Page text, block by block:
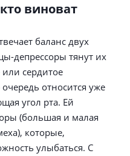
виноват
баланс двух
депрессоры тянут их
сердитое
относится уже
угол рта. Ей
(большая и малая
которые,
улыбаться. С